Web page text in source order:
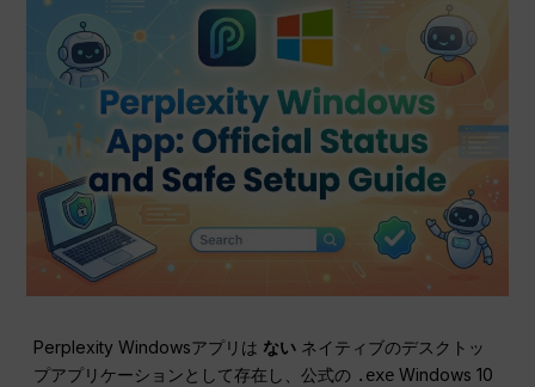
Perplexity Windowsアプリは ない ネイティブのデスクトッ
プアプリケーションとして存在し、公式の .exe Windows 10